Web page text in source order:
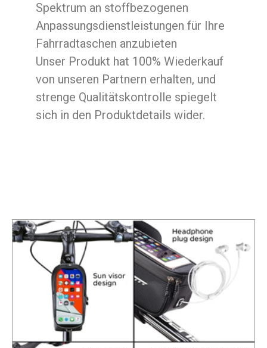
Spektrum an stoffbezogenen
Anpassungsdienstleistungen für Ihre
Fahrradtaschen anzubieten
Unser Produkt hat 100% Wiederkauf
von unseren Partnern erhalten, und
strenge Qualitätskontrolle spiegelt
sich in den Produktdetails wider.